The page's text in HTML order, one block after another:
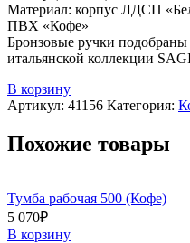
Материал: корпус ЛДСП
ПВХ «Кофе»
Бронзовые ручки
итальянской коллекции
В корзину
Артикул: 41156 Категория:
Похожие товары
Тумба рабочая 500 (Кофе)
5 070₽
В корзину